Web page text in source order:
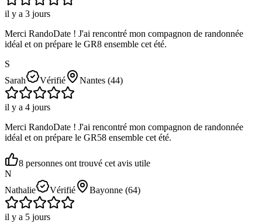
il y a 3 jours
Merci RandoDate ! J'ai rencontré mon compagnon de randonnée
idéal et on prépare le GR8 ensemble cet été.
S
Sarah
Vérifié Nantes (44)
il y a 4 jours
Merci RandoDate ! J'ai rencontré mon compagnon de randonnée
idéal et on prépare le GR58 ensemble cet été.
8 personnes onttrouvé cet avis utile
N
Nathalie
Vérifié Bayonne (64)
il y a 5 jours